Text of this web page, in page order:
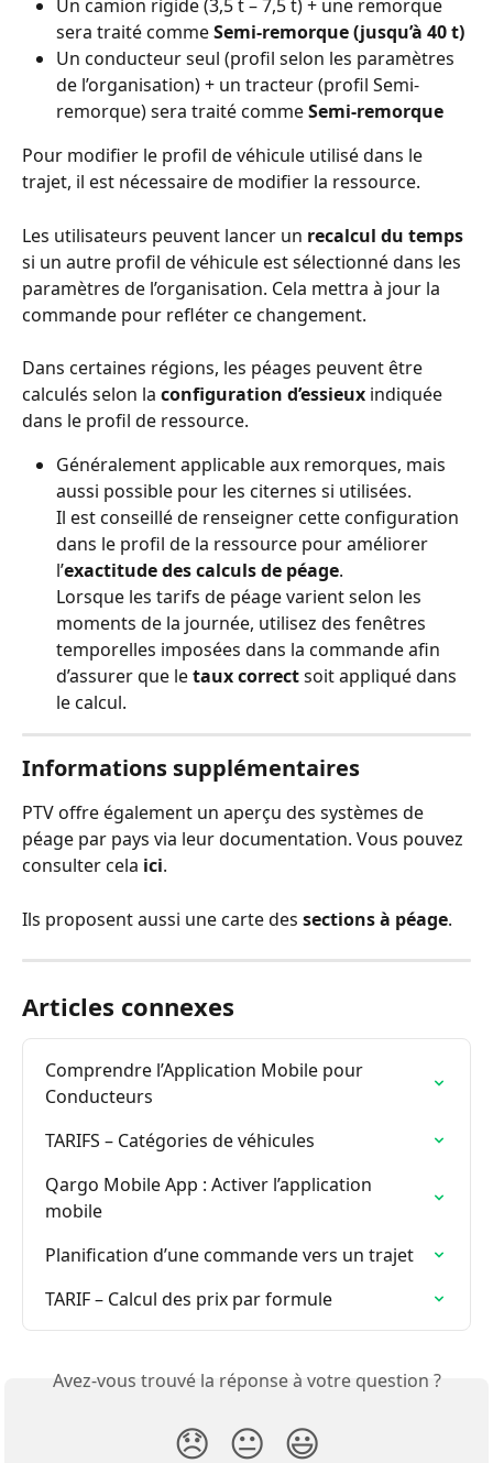
Un camion rigide (3,5 t – 7,5 t) + une remorque
sera traité comme Semi-remorque (jusqu’à 40 t)
Un conducteur seul (profil selon les paramètres
de l’organisation) + un tracteur (profil Semi-
remorque) sera traité comme Semi-remorque
Pour modifier le profil de véhicule utilisé dans le
trajet, il est nécessaire de modifier la ressource.
Les utilisateurs peuvent lancer un recalcul du temps
si un autre profil de véhicule est sélectionné dans les
paramètres de l’organisation. Cela mettra à jour la
commande pour refléter ce changement.
Dans certaines régions, les péages peuvent être
calculés selon la configuration d’essieux indiquée
dans le profil de ressource.
Généralement applicable aux remorques, mais
aussi possible pour les citernes si utilisées.
Il est conseillé de renseigner cette configuration
dans le profil de la ressource pour améliorer
l’exactitude des calculs de péage.
Lorsque les tarifs de péage varient selon les
moments de la journée, utilisez des fenêtres
temporelles imposées dans la commande afin
d’assurer que le taux correct soit appliqué dans
le calcul.
Informations supplémentaires
PTV offre également un aperçu des systèmes de
péage par pays via leur documentation. Vous pouvez
consulter cela ici.
Ils proposent aussi une carte des sections à péage.
Articles connexes
Comprendre l’Application Mobile pour
Conducteurs
TARIFS – Catégories de véhicules
Qargo Mobile App : Activer l’application
mobile
Planification d’une commande vers un trajet
TARIF – Calcul des prix par formule
Avez-vous trouvé la réponse à votre question ?
😞 😐 😃